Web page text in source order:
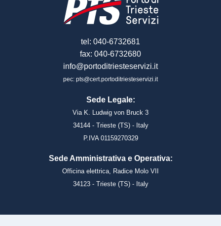
tel: 040-6732681
fax: 040-6732680
info@portoditriesteservizi.it
pec: pts@cert.portoditriesteservizi.it
Sede Legale:
Via K. Ludwig von Bruck 3
34144 - Trieste (TS) - Italy
P.IVA 01159270329
Sede Amministrativa e Operativa:
Officina elettrica, Radice Molo VII
34123 - Trieste (TS) - Italy